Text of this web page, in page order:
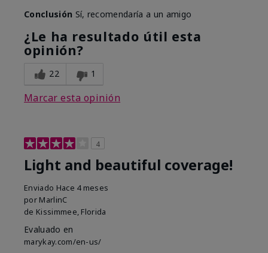
Conclusión Sí, recomendaría a un amigo
¿Le ha resultado útil esta
opinión?
22 1
Marcar esta opinión
4
Light and beautiful coverage!
Enviado Hace 4 meses
por MarlinC
de Kissimmee, Florida
Evaluado en
marykay.com/en-us/